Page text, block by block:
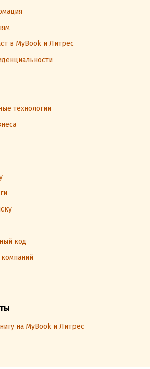
в MyBook и Литрес
технологии
код
на MyBook и Литрес